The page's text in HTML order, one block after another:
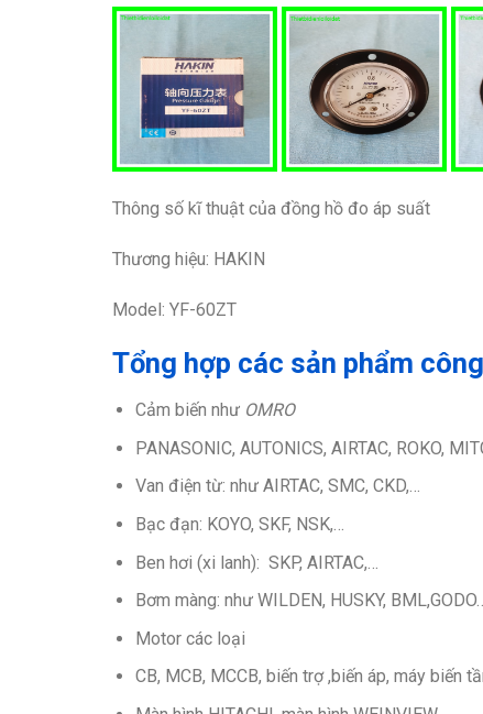
Thông số kĩ thuật của đồng hồ đo áp suất
Thương hiệu: HAKIN
Model: YF-60ZT
Tổng hợp các sản phẩm
Cảm biến như OMRO
PANASONIC, AUTONICS, AIRTAC, ROKO,
Van điện từ: như AIRTAC, SMC, CKD,…
Bạc đạn: KOYO, SKF, NSK,…
Ben hơi (xi lanh): SKP, AIRTAC,…
Bơm màng: như WILDEN, HUSKY,
Motor các loại
CB, MCB, MCCB, biến trợ ,biến áp, máy biến